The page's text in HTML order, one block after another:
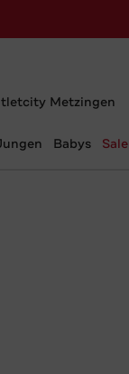
Metzingen
Babys Sale